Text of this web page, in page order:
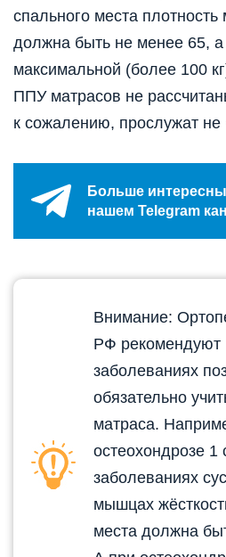
спального места
должна быть не менее 65, а
максимальной (более 100
ППУ матрасов не
к сожалению, прослужат не
Больше
нашем Telegram
Внимание:
РФ рекомендуют
заболеваниях
обязательно
матраса.
остеохондрозе 1
заболеваниях
мышцах
места должна